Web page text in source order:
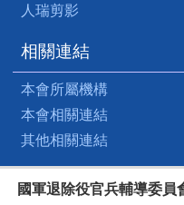
人瑞剪影
相關連結
本會所屬機構
本會相關連結
其他相關連結
國軍退除役官兵輔導委員